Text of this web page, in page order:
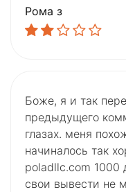
Рома з
Боже, я и так
предыдущего
глазах. меня
начиналось так
poladllc.com
свои вывести не